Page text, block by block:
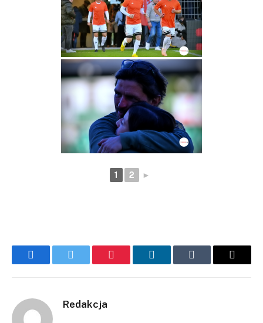
1 2 ►
FacebookTwitter Pinterest LinkedInTumblr Email
Redakcja